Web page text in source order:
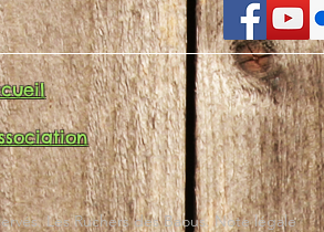
Les Ruchers des Baous. Note légale